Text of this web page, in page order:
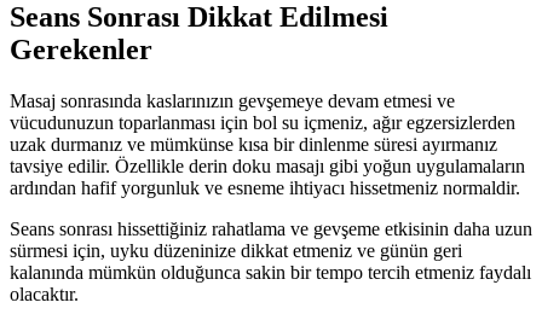
Seans Sonrası Dikkat Edilmesi
Gerekenler
Masaj sonrasında kaslarınızın gevşemeye devam etmesi ve
vücudunuzun toparlanması için bol su içmeniz, ağır egzersizlerden
uzak durmanız ve mümkünse kısa bir dinlenme süresi ayırmanız
tavsiye edilir. Özellikle derin doku masajı gibi yoğun uygulamaların
ardından hafif yorgunluk ve esneme ihtiyacı hissetmeniz normaldir.
Seans sonrası hissettiğiniz rahatlama ve gevşeme etkisinin daha uzun
sürmesi için, uyku düzeninize dikkat etmeniz ve günün geri
kalanında mümkün olduğunca sakin bir tempo tercih etmeniz faydalı
olacaktır.